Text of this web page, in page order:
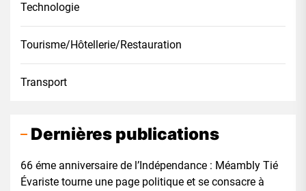
Technologie
Tourisme/Hôtellerie/Restauration
Transport
Dernières publications
66 éme anniversaire de l’Indépendance : Méambly Tié
Évariste tourne une page politique et se consacre à